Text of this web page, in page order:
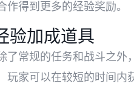
作得到更多的经验奖励。
验加成道具
了常规的任务和战斗之外
玩家可以在较短的时间内